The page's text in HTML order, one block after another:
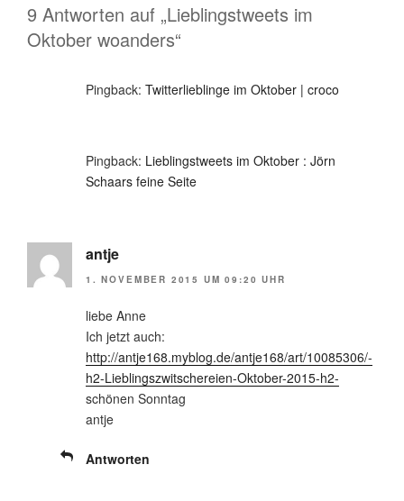
9 Antworten auf „Lieblingstweets im
Oktober woanders“
Pingback: Twitterlieblinge im Oktober | croco
Pingback: Lieblingstweets im Oktober : Jörn
Schaars feine Seite
antje
1. NOVEMBER 2015 UM 09:20 UHR
liebe Anne
Ich jetzt auch:
http://antje168.myblog.de/antje168/art/10085306/-
h2-Lieblingszwitschereien-Oktober-2015-h2-
schönen Sonntag
antje
Antworten